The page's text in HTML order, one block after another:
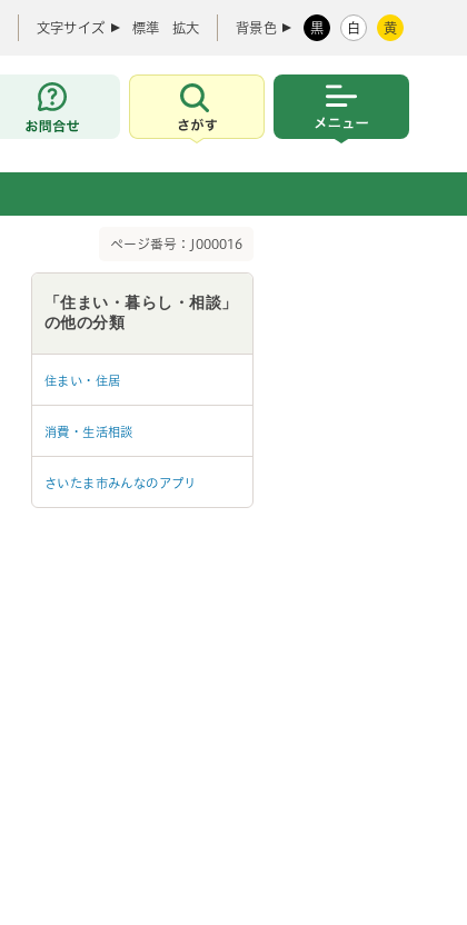
文字サイズ 標準 拡大 背景色 黒 白 黄
お問合せ
さがす
ページ番号：J000016
「住まい・暮らし・相談」
の他の分類
住まい・住居
消費・生活相談
さいたま市みんなのアプリ